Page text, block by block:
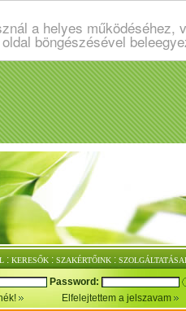
a helyes
böngészésével
: KERESŐK : SZAKÉRTŐINK :
Password:
Elfelejtettem a jelszavam